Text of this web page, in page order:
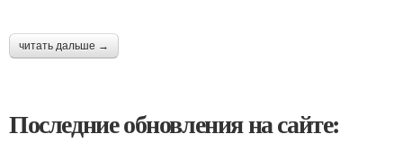
читать дальше →
Последние обновления на сайте: